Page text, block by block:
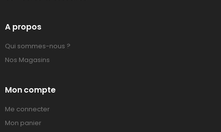
A propos
Qui sommes-nous ?
Nos Magasins
Mon compte
Me connecter
Mon panier